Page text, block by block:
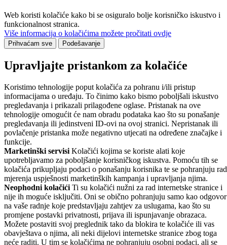
Web koristi kolačiće kako bi se osiguralo bolje korisničko iskustvo i
funkcionalnost stranica.
Više informacija o kolačićima možete pročitati ovdje
Prihvaćam sve Podešavanje
Upravljajte pristankom za kolačiće
Koristimo tehnologije poput kolačića za pohranu i/ili pristup
informacijama o uređaju. To činimo kako bismo poboljšali iskustvo
pregledavanja i prikazali prilagođene oglase. Pristanak na ove
tehnologije omogućit će nam obradu podataka kao što su ponašanje
pregledavanja ili jedinstveni ID-ovi na ovoj stranici. Nepristanak ili
povlačenje pristanka može negativno utjecati na određene značajke i
funkcije.
Marketinški servisi Kolačići kojima se koriste alati koje
upotrebljavamo za poboljšanje korisničkog iskustva. Pomoću tih se
kolačića prikupljaju podaci o ponašanju korisnika te se pohranjuju
mjerenja uspješnosti marketinških kampanja i upravljanja njima.
Neophodni kolačići Ti su kolačići nužni za rad internetske stranice i
nije ih moguće isključiti. Oni se obično pohranjuju samo kao odgovor
na vaše radnje koje predstavljaju zahtjev za uslugama, kao što su
promjene postavki privatnosti, prijava ili ispunjavanje obrazaca.
Možete postaviti svoj preglednik tako da blokira te kolačiće ili vas
obavještava o njima, ali neki dijelovi internetske stranice zbog toga
neće raditi. U tim se kolačićima ne pohranjuju osobni podaci, ali se